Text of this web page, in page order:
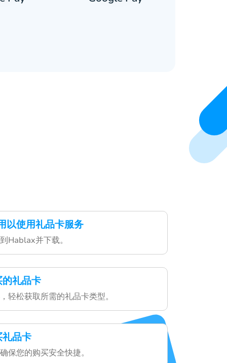
以使用礼品卡服务
Hablax并下载。
礼品卡
轻松获取所需的礼品卡类型。
品卡
保您的购买安全快捷。